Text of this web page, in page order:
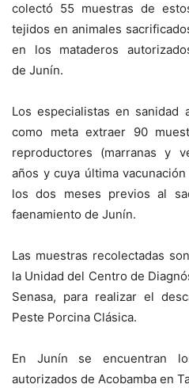
colectó 55 muestras de
tejidos en animales
en los mataderos
de Junín.
Los especialistas en sanidad
como meta extraer 90
reproductores (marranas y
años y cuya última
los dos meses previos al
faenamiento de Junín.
Las muestras recolectadas
la Unidad del Centro de
Senasa, para realizar el
Peste Porcina Clásica.
En Junín se encuentran
autorizados de Acobamba en